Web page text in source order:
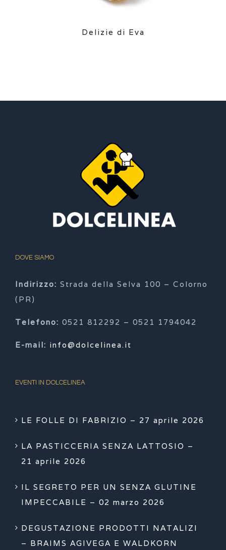
Delizie di Eva
DOVE SIAMO
Indirizzo: Strada della Selva 100 – Colorno
(PR)
Telefono: 0521 812292 – 0521 1794042
E-mail: info@dolcelinea.it
EVENTI IN DOLCELINEA
LE FOLLE DI FABRIZIO – 27 aprile 2026
LA PASTICCERIA SENZA LATTOSIO –
21 aprile 2026
IL SEGRETO PER UN SENZA GLUTINE
IMPECCABILE – 02 marzo 2026
DEGUSTAZIONE PRODOTTI NATALIZI
– BRAIMS AGIVEGA E WALDKORN